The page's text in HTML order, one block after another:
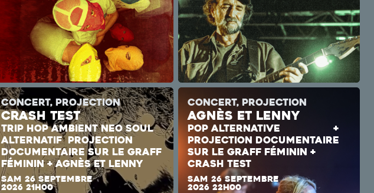
CONCERT, PROJECTION
CRASH TEST
TRIP HOP AMBIENT NEO SOUL
ALTERNATIF PROJECTION
DOCUMENTAIRE SUR LE GRAFF
FÉMININ + AGNÈS ET LENNY
SAM 26 SEPTEMBRE
2026 21H00
CONCERT, PROJECTION
AGNÈS ET LENNY
POP ALTERNATIVE
+
PROJECTION DOCUMENTAIRE
SUR LE GRAFF FÉMININ +
CRASH TEST
SAM 26 SEPTEMBRE
2026 22H00